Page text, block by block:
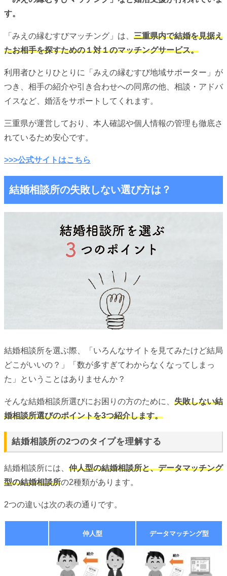
す。
「みえの縁むすびマッチング」は、 三重県内で結婚を見据え
たお相手を探すための１対１のマッチングサービス。
利用者ひとりひとりに「みえの縁むすび地域サポーター」が
つき、相手の紹介や引き合わせへの同席の他、相談・アドバ
イスなど、婚活をサポートしてくれます。
三重県が運営しており、本人確認や個人情報の管理も徹底さ
れているため安心です。
>>>公式サイトはこちら
結婚相談所の失敗しない選び方は？
結婚相談所を選ぶ際、「いろんなサイトを見てみたけど結局
どこがいいの？」「数が多すぎてわからなくなってしまっ
た」ということはありませんか？
そんな結婚相談所選びにお困りの方のために、 失敗しない結
婚相談所選びのポイントを3つ紹介します。
結婚相談所の2つのタイプを理解する
結婚相談所には、 仲人型の結婚相談所と、データマッチング
型の結婚相談所の2種類があります。
2つの違いは次の表の通りです。
仲人型 データマッチング型